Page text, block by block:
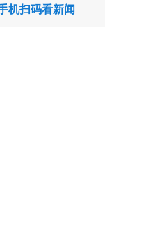
机扫码看新闻